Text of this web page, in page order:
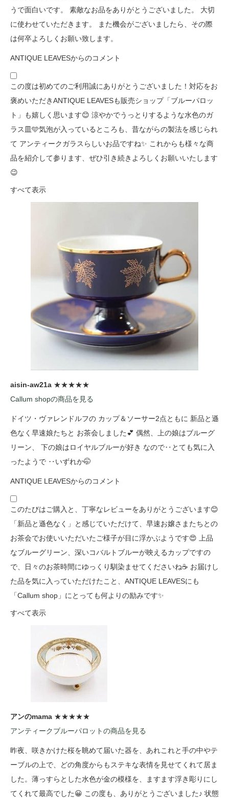
うで面白いです。 素敵なお品をありがとうございました。 大切
に使わせていただきます。 また機会がございましたら、その際
は何卒よろしくお願い致します。
ANTIQUE LEAVESからのコメント
この度は初めてのご利用誠にありがとうございました！対応をお
褒めいただきANTIQUE LEAVESも販売ショップ「ブルーパロッ
ト」も嬉しく思います😊 涼やかでうっとりするような水色のガ
ラス皿🩵気泡が入っているところも、昔ながらの製法を感じられ
て アンティークガラスらしいお品ですね✨ これからも様々な商
品を紹介して参ります、ぜひ引き続きよろしくお願いいたします
😉
すべて表示
aisin-aw21a ★★★★★
Callum shopの商品を見る
ドイツ・ヴァレンドルフの カップ＆ソーサー2点ともに 新品と遜
色なく早速娘たちと お茶会しました💕 偶然、上の娘はブルーグ
リーン、 下の娘はロイヤルブルーが好き なので‥とても気に入
ったようで ‥いずれか🤭
ANTIQUE LEAVESからのコメント
このたびはご購入と、丁寧なレビューをありがとうございます😊
「新品と遜色なく」と感じていただけて、早速お嬢さまたちとの
お茶会でお使いいただいたご様子が目に浮かぶようです😍 上品
なブルーグリーン、深いコバルトブルーが映えるカップですの
で、日々のお茶時間にゆっくり馴染ませてくださいね☕ お届けし
た品を気に入っていただけたこと、ANTIQUE LEAVESにも
「Callum shop」にとっても何よりの励みです✨
すべて表示
アンのmama ★★★★★
アンティークブルーパロットの商品を見る
昨夜、咲きかけた桜を眺めて届いた器を、あれこれと手の中やテ
ーブルの上で、どの角度からもステキな表情を見せてくれて居ま
した。薄っすらとした水色が金の模様を、ますます浮き彫りにし
てくれて最高でした😀 この度も、ありがとうございました♪ 状態